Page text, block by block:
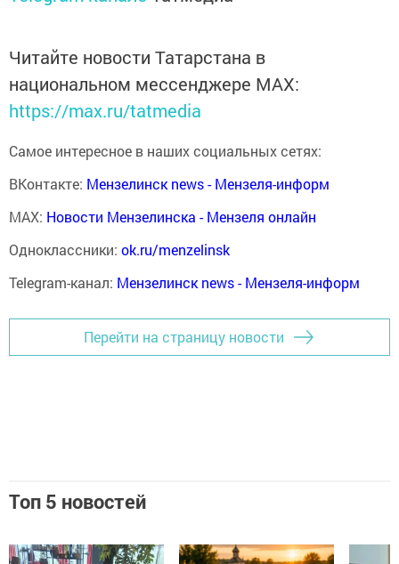
Читайте новости Татарстана в
национальном мессенджере MАХ:
https://max.ru/tatmedia
Самое интересное в наших социальных сетях:
ВКонтакте: Мензелинск news - Мензеля-информ
MAX: Новости Мензелинска - Мензеля онлайн
Одноклассники: ok.ru/menzelinsk
Telegram-канал: Мензелинск news - Мензеля-информ
Перейти на страницу новости
Топ 5 новостей